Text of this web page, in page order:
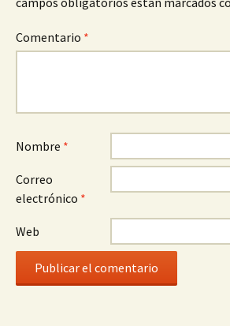
Comentario *
Nombre *
Correo
electrónico *
Web